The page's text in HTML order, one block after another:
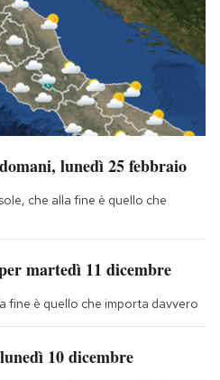
lunedì 25 febbraio
che alla fine è quello che
martedì 11 dicembre
fine è quello che importa davvero
10 dicembre